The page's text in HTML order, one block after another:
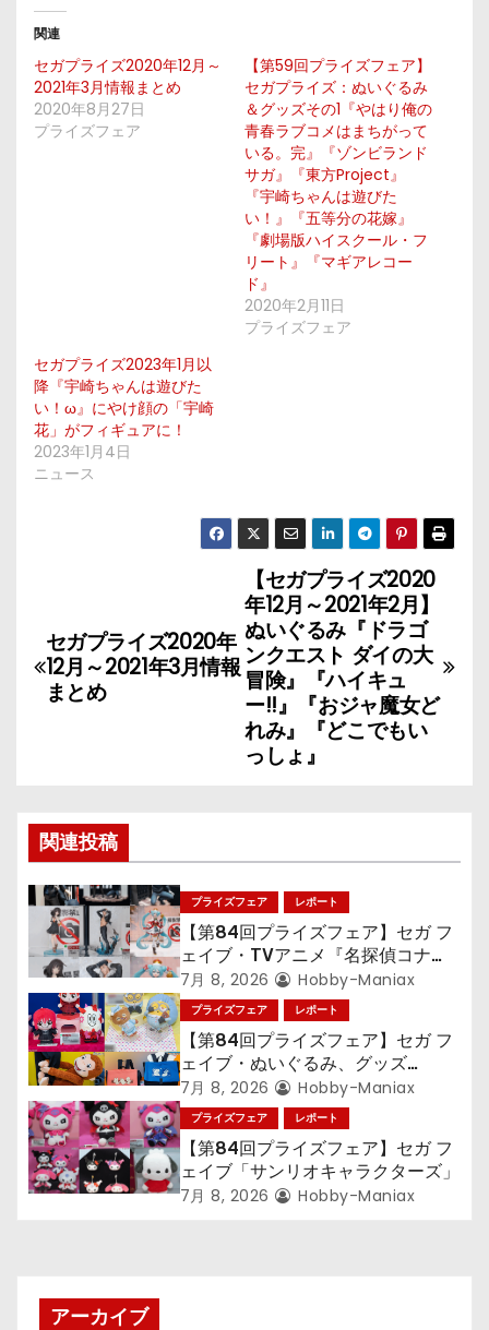
関連
セガプライズ2020年12月～
2021年3月情報まとめ
2020年8月27日
プライズフェア
【第59回プライズフェア】
セガプライズ：ぬいぐるみ
＆グッズその1『やはり俺の
青春ラブコメはまちがって
いる。完』『ゾンビランド
サガ』『東方Project』
『宇崎ちゃんは遊びた
い！』『五等分の花嫁』
『劇場版ハイスクール・フ
リート』『マギアレコー
ド』
2020年2月11日
プライズフェア
セガプライズ2023年1月以
降『宇崎ちゃんは遊びた
い！ω』にやけ顔の「宇崎
花」がフィギュアに！
2023年1月4日
ニュース
稿
ナ
ー
シ
ョ
ン
【セガプライズ2020
年12月～2021年2月】
ぬいぐるみ『ドラゴ
ンクエスト ダイの⼤
冒険』『ハイキュ
ー!!』『おジャ魔女ど
れみ』『どこでもい
っしょ』
セガプライズ2020年
12月～2021年3月情報
まとめ
関連投稿
プライズフェア レポート
【第84回プライズフェア】セガ フ
ェイブ・TVアニメ『名探偵コナ
ン』TVアニメ『呪術廻戦』『〈物
語〉シリーズ』「初音ミク」
7月 8, 2026 Hobby-Maniax
プライズフェア レポート
【第84回プライズフェア】セガ フ
ェイブ・ぬいぐるみ、グッズ
『LiSA』『ミニオン』『おさるの
ジョージ』『ポケットモンスター』
7月 8, 2026 Hobby-Maniax
プライズフェア レポート
【第84回プライズフェア】セガ フ
ェイブ「サンリオキャラクターズ」
7月 8, 2026 Hobby-Maniax
アーカイブ